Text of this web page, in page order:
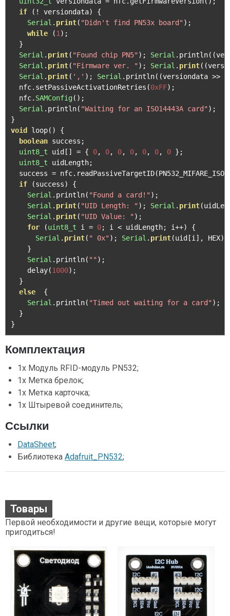
if
(! versiondata)
{
Serial . print( "Didn't find PN53x board");
while
(1);
}
Serial . print( "Found chip PN5"); Serial . println((
Serial . print( "Firmware ver. "); Serial . print((
Serial . print( ',' ); Serial . println((versiondata >>
  nfc
. setPassiveActivationRetries (0xFF);
  nfc
. SAMConfig();
Serial . println( "Waiting for an ISO14443A card");
}
void
loop()
{
boolean success ;
uint8_t uid [] = { 0, 0, 0, 0, 0, 0, 0 };
uint8_t uidLength;
  success
= nfc. readPassiveTargetID(
if
(success)
{
Serial . println( "Found a card!");
Serial . print( "UID Length: "); Serial . print(
Serial . print( "UID Value: ");
for
(uint8_t i = 0; i < uidLength; i++)
{
Serial . print( " 0x"); Serial . print(uid [i], HEX);
}
Serial . println( "");
    delay
(1000);
}
else
{
Serial . println( "Timed out waiting for a card");
}
}
Комплектация
1x Модуль RFID-модуль PN532;
1x Метка брелок;
1x Метка карточка;
1x Штыревой соединитель;
Ссылки
DataSheet;
Библиотека Adafruit_PN532;
Товары
Первой необходимости и другие вещи, которые могут
пригодиться!